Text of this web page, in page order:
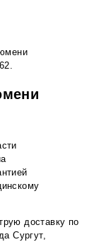
доставку по
Сургут,